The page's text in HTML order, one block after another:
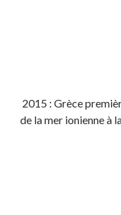
2015 : Grèce
de la mer ionienne à